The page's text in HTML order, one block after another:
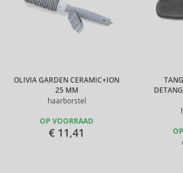
OLIVIA GARDEN CERAMIC+ION
25 MM
haarborstel
OP VOORRAAD
€ 11,41